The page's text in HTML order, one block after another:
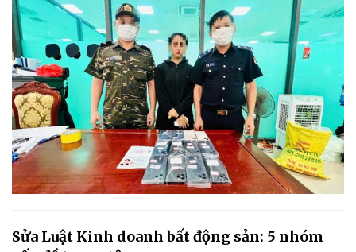
Sửa Luật Kinh doanh bất động sản: 5 nhóm